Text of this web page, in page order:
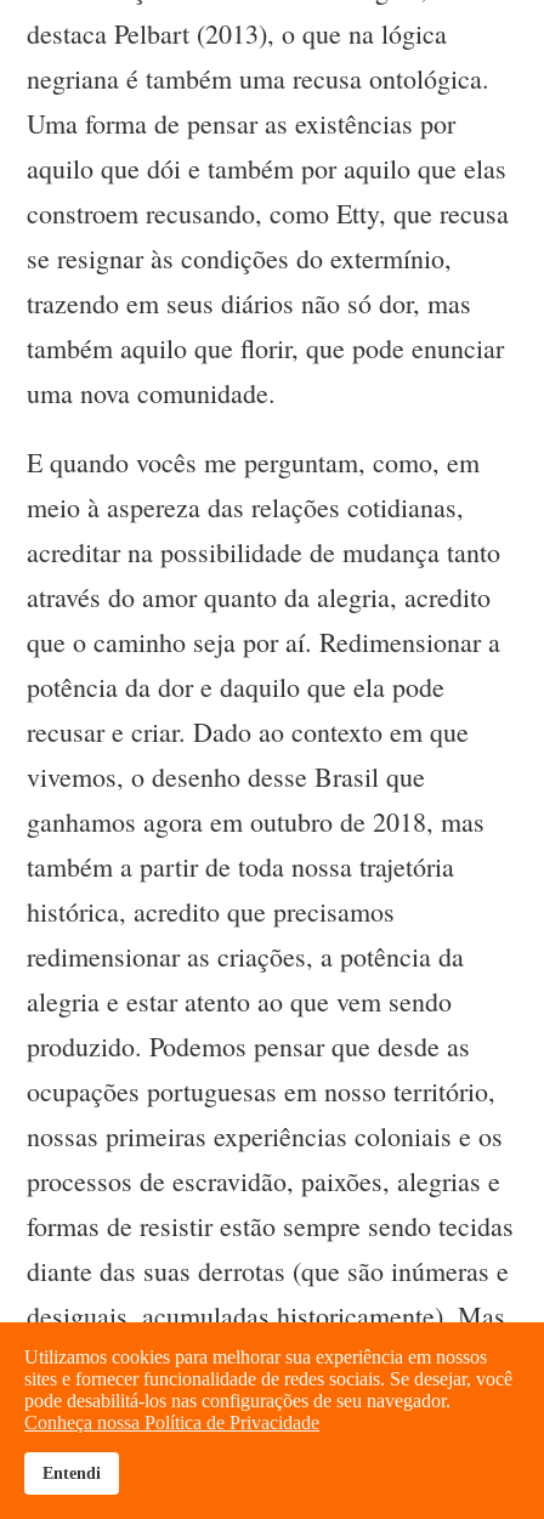
destaca Pelbart (2013), o que na lógica
negriana é também uma recusa ontológica.
Uma forma de pensar as existências por
aquilo que dói e também por aquilo que elas
constroem recusando, como Etty, que recusa
se resignar às condições do extermínio,
trazendo em seus diários não só dor, mas
também aquilo que florir, que pode enunciar
uma nova comunidade.
E quando vocês me perguntam, como, em
meio à aspereza das relações cotidianas,
acreditar na possibilidade de mudança tanto
através do amor quanto da alegria, acredito
que o caminho seja por aí. Redimensionar a
potência da dor e daquilo que ela pode
recusar e criar. Dado ao contexto em que
vivemos, o desenho desse Brasil que
ganhamos agora em outubro de 2018, mas
também a partir de toda nossa trajetória
histórica, acredito que precisamos
redimensionar as criações, a potência da
alegria e estar atento ao que vem sendo
produzido. Podemos pensar que desde as
ocupações portuguesas em nosso território,
nossas primeiras experiências coloniais e os
processos de escravidão, paixões, alegrias e
formas de resistir estão sempre sendo tecidas
diante das suas derrotas (que são inúmeras e
desiguais, acumuladas historicamente). Mas
elas estão aí, cotidianamente consolidando
forças escapáveis e muitas vezes
imperceptíveis, mas imensamente potentes.
brightness_high
Utilizamos cookies para melhorar sua experiência em nossos
sites e fornecer funcionalidade de redes sociais. Se desejar, você
pode desabilitá-los nas configurações de seu navegador.
Conheça nossa Política de Privacidade
Entendi